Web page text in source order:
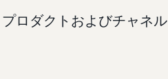
プロダクトおよびチャネル